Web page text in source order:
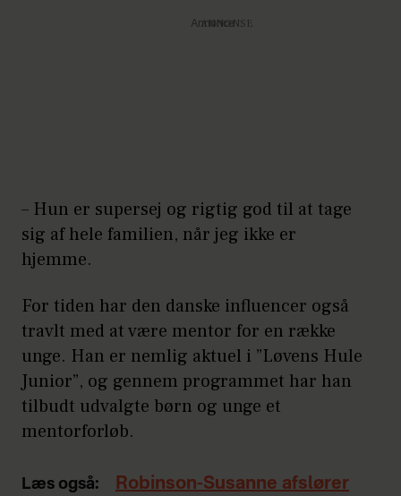
Annonce
– Hun er supersej og rigtig god til at tage
sig af hele familien, når jeg ikke er
hjemme.
For tiden har den danske influencer også
travlt med at være mentor for en række
unge. Han er nemlig aktuel i ”Løvens Hule
Junior”, og gennem programmet har han
tilbudt udvalgte børn og unge et
mentorforløb.
Læs også:
Robinson-Susanne afslører